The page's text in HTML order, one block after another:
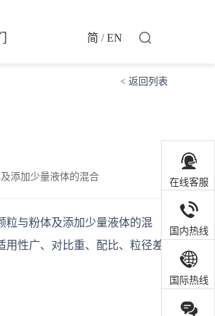
简 /EN
< 返回列表
添加少量液体的混合
粒与粉体及添加少量液体的混
性广、对比重、配比、粒径差
在线客服
国内热线
国际热线